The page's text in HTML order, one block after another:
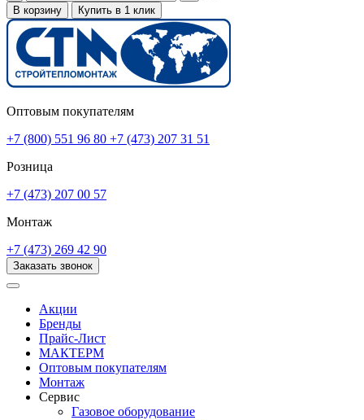
В корзину Купить в 1 клик
Оптовым покупателям
+7 (800) 551 96 80 +7 (473) 207 31 51
Розница
+7 (473) 207 00 57
Монтаж
+7 (473) 269 42 90
Заказать звонок
Акции
Бренды
Прайс-Лист
МАКТЕРМ
Оптовым покупателям
Монтаж
Сервис
Газовое оборудование